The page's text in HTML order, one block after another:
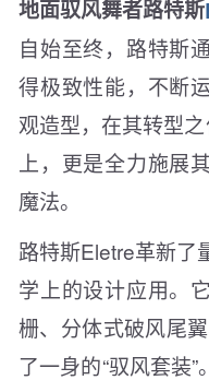
地面驭风舞者路特斯
自始至终，路特斯
得极致性能，不断
观造型，在其转型
上，更是全力施展
魔法。
路特斯Eletre革新了
学上的设计应用。
栅、分体式破风尾
了一身的“驭风套装